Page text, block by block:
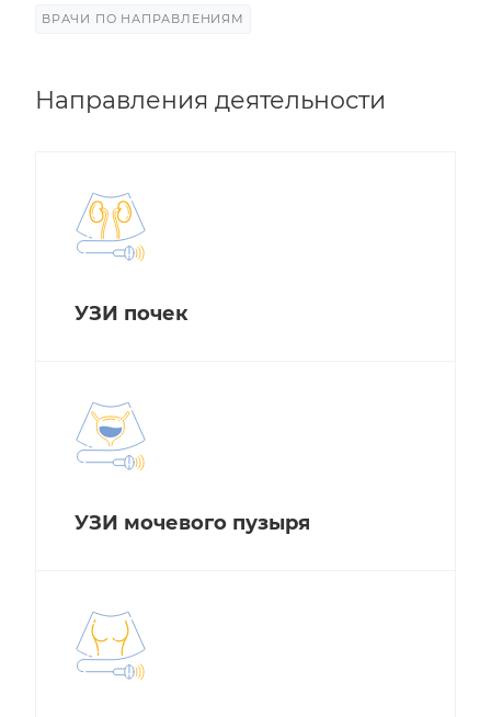
ВРАЧИ ПО НАПРАВЛЕНИЯМ
Направления деятельности
УЗИ почек
УЗИ мочевого пузыря